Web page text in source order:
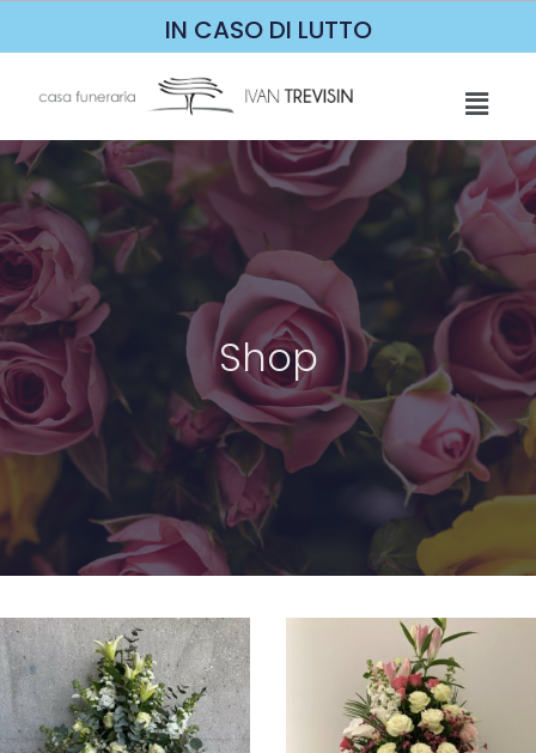
IN CASO DI LUTTO
Shop